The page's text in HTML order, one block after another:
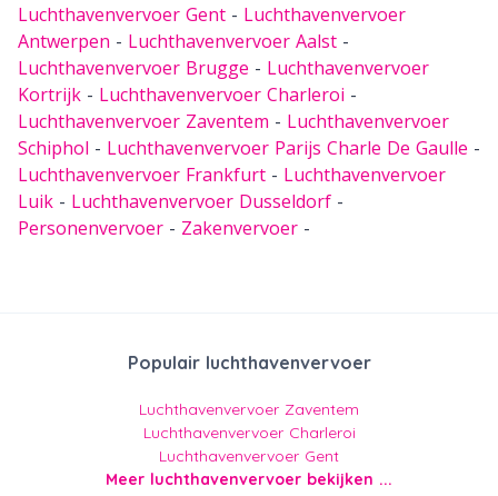
Luchthavenvervoer Gent - Luchthavenvervoer
Antwerpen - Luchthavenvervoer Aalst -
Luchthavenvervoer Brugge - Luchthavenvervoer
Kortrijk - Luchthavenvervoer Charleroi -
Luchthavenvervoer Zaventem - Luchthavenvervoer
Schiphol - Luchthavenvervoer Parijs Charle De Gaulle -
Luchthavenvervoer Frankfurt - Luchthavenvervoer
Luik - Luchthavenvervoer Dusseldorf -
Personenvervoer - Zakenvervoer -
Populair luchthavenvervoer
Luchthavenvervoer Zaventem
Luchthavenvervoer Charleroi
Luchthavenvervoer Gent
Meer luchthavenvervoer bekijken ...